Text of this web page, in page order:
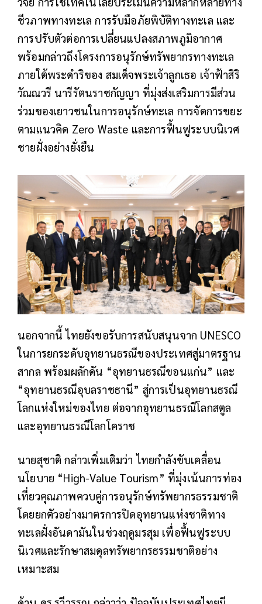
ชีวภาพทางทะเล การรับมือภัยพิบัติทางทะเล และ
การปรับตัวต่อการเปลี่ยนแปลงสภาพภูมิอากาศ
พร้อมกล่าวถึงโครงการอนุรักษ์ทรัพยากรทางทะเล
ภายใต้พระดำริของ สมเด็จพระเจ้าลูกเธอ เจ้าฟ้าสิริ
วัณณวรี นารีรัตนราชกัญญา ที่มุ่งส่งเสริมการมีส่วน
ร่วมของเยาวชนในการอนุรักษ์ทะเล การจัดการขยะ
ตามแนวคิด Zero Waste และการฟื้นฟูระบบนิเวศ
ชายฝั่งอย่างยั่งยืน
นอกจากนี้ ไทยยังขอรับการสนับสนุนจาก UNESCO
ในการยกระดับอุทยานธรณีของประเทศสู่มาตรฐาน
สากล พร้อมผลักดัน “อุทยานธรณีขอนแก่น” และ
“อุทยานธรณีอุบลราชธานี” สู่การเป็นอุทยานธรณี
โลกแห่งใหม่ของไทย ต่อจากอุทยานธรณีโลกสตูล
และอุทยานธรณีโลกโคราช
นายสุชาติ กล่าวเพิ่มเติมว่า ไทยกำลังขับเคลื่อน
นโยบาย “High-Value Tourism” ที่มุ่งเน้นการท่อง
เที่ยวคุณภาพควบคู่การอนุรักษ์ทรัพยากรธรรมชาติ
โดยยกตัวอย่างมาตรการปิดอุทยานแห่งชาติทาง
ทะเลฝั่งอันดามันในช่วงฤดูมรสุม เพื่อฟื้นฟูระบบ
นิเวศและรักษาสมดุลทรัพยากรธรรมชาติอย่าง
เหมาะสม